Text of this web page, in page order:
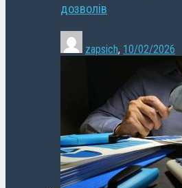
дозволів
zapsich, 10/02/2026